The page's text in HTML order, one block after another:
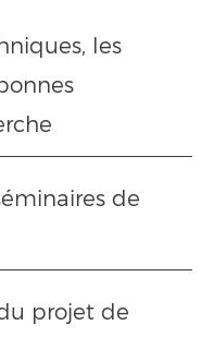
les
de
projet de